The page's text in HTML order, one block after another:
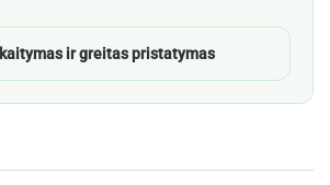
ir greitas pristatymas